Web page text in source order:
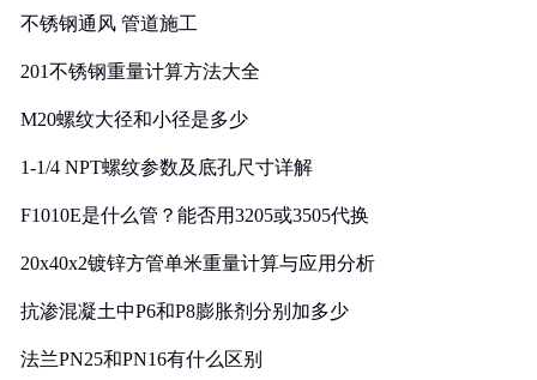
不锈钢通风 管道施工
201不锈钢重量计算方法大全
M20螺纹大径和小径是多少
1-1/4 NPT螺纹参数及底孔尺寸详解
F1010E是什么管？能否用3205或3505代换
20x40x2镀锌方管单米重量计算与应用分析
抗渗混凝土中P6和P8膨胀剂分别加多少
法兰PN25和PN16有什么区别